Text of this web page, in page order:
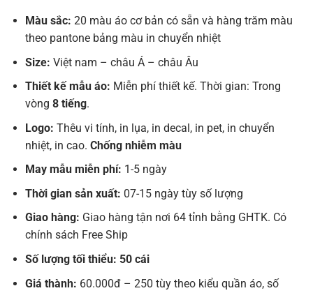
Màu sắc: 20 màu áo cơ bản có sẵn và hàng trăm màu
theo pantone bảng màu in chuyển nhiệt
Size: Việt nam – châu Á – châu Âu
Thiết kế mẫu áo: Miễn phí thiết kế. Thời gian: Trong
vòng 8 tiếng.
Logo: Thêu vi tính, in lụa, in decal, in pet, in chuyển
nhiệt, in cao. Chống nhiễm màu
May mẫu miễn phí: 1-5 ngày
Thời gian sản xuất: 07-15 ngày tùy số lượng
Giao hàng: Giao hàng tận nơi 64 tỉnh bằng GHTK. Có
chính sách Free Ship
Số lượng tối thiểu: 50 cái
Giá thành: 60.000đ – 250 tùy theo kiểu quần áo, số